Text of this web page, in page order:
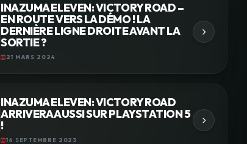
INAZUMA ELEVEN: VICTORY ROAD –
EN ROUTE VERS LA DÉMO ! LA
DERNIÈRE LIGNE DROITE AVANT LA
SORTIE ?
21 MARS 2024
INAZUMA ELEVEN: VICTORY ROAD
ARRIVERA AUSSI SUR PLAYSTATION 5
!
16 SEPTEMBRE 2023